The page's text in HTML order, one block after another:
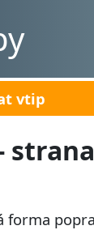
vtip
forma